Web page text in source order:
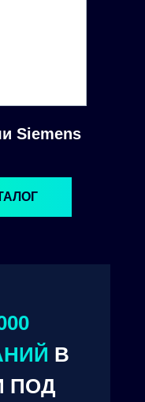
В
ПОД
Siemens